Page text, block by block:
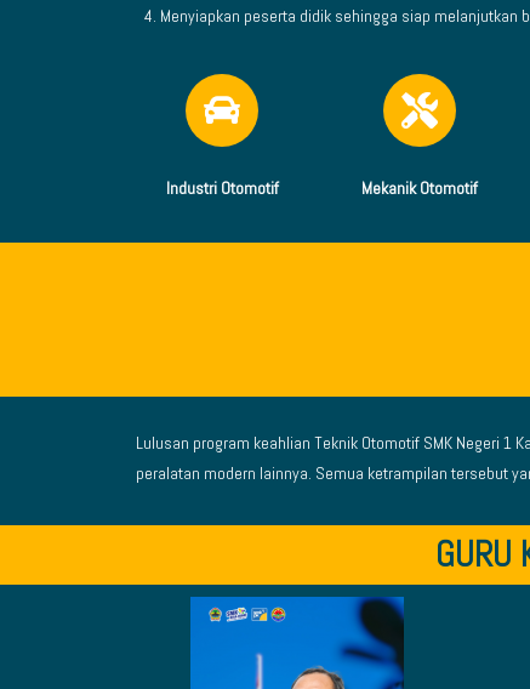
Menyiapkan peserta didik sehingga siap
Industri Otomotif Mekanik Otomotif
Lulusan program keahlian Teknik Otomotif SMK Negeri 1
peralatan modern lainnya. Semua ketrampilan tersebut
GURU